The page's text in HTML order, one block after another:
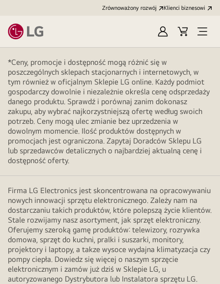
Zrównoważony rozwój Klienci biznesowi
Zaloguj
się
Koszyk
menu
*Ceny, promocje i dostępność mogą różnić się w
poszczególnych sklepach stacjonarnych i internetowych, w
tym również w oficjalnym Sklepie LG online. Każdy podmiot
gospodarczy dowolnie i niezależnie określa cenę odsprzedaży
danego produktu. Sprawdź i porównaj zanim dokonasz
zakupu, aby wybrać najkorzystniejszą ofertę według swoich
potrzeb. Ceny mogą ulec zmianie bez uprzedzenia w
dowolnym momencie. Ilość produktów dostępnych w
promocjach jest ograniczona. Zapytaj Doradców Sklepu LG
lub sprzedawców detalicznych o najbardziej aktualną cenę i
dostępność oferty.
Firma LG Electronics jest skoncentrowana na opracowywaniu
nowych innowacji sprzętu elektronicznego. Zależy nam na
dostarczaniu takich produktów, które polepszą życie klientów.
Stale rozwijamy nasz asortyment, jak sprzęt elektroniczny.
Oferujemy szeroką gamę produktów: telewizory, rozrywka
domowa, sprzęt do kuchni, pralki i suszarki, monitory,
projektory i laptopy, a takze wysoce wydajna klimatyzacja czy
pompy ciepła. Dowiedz się więcej o naszym sprzęcie
elektronicznym i zamów już dziś w Sklepie LG, u
autoryzowanego Dystrybutora lub Instalatora sprzętu LG.